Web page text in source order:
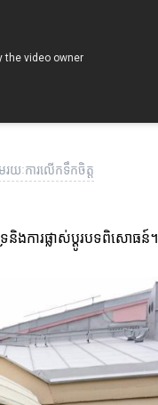
យៈការលើកទឹកចិត្ត
រនិងការផ្លាស់ប្ដូរបទពិសោធន៍។